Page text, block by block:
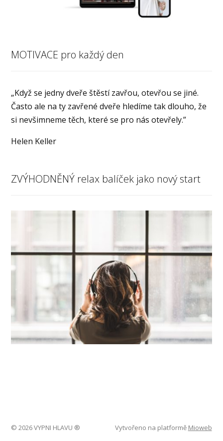
MOTIVACE pro každý den
„Když se jedny dveře štěstí zavřou, otevřou se jiné.
Často ale na ty zavřené dveře hledíme tak dlouho, že
si nevšimneme těch, které se pro nás otevřely.”
Helen Keller
ZVÝHODNĚNÝ relax balíček jako nový start
© 2026 VYPNI HLAVU ® Vytvořeno na platformě Mioweb